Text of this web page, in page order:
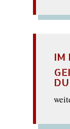
IM